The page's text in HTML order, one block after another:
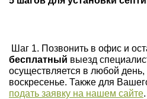
Шаг 1. Позвонить в офис и
бесплатный выезд
осуществляется в любой день,
воскресенье. Также для
подать заявку на нашем сайте.